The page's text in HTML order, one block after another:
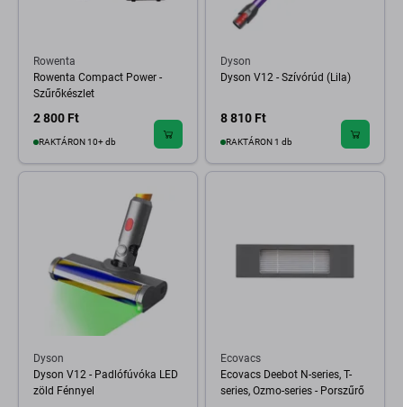
Rowenta
Rowenta Compact Power -
Szűrőkészlet
2 800 Ft
RAKTÁRON 10+ db
Dyson
Dyson V12 - Szívórúd (Lila)
8 810 Ft
RAKTÁRON 1 db
Dyson
Dyson V12 - Padlófúvóka LED
zöld Fénnyel
Ecovacs
Ecovacs Deebot N-series, T-
series, Ozmo-series - Porszűrő